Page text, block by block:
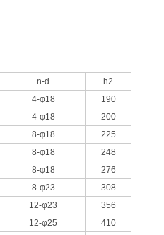
n-d h2
4-φ18
190
4-φ18
200
8-φ18
225
8-φ18
248
8-φ18
276
8-φ23
308
12-φ23
356
12-φ25
410